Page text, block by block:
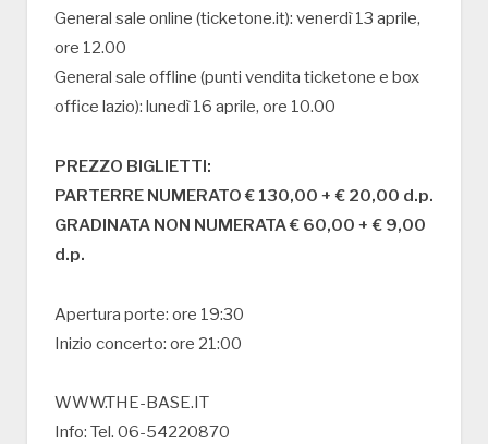
General sale online (ticketone.it): venerdì 13 aprile,
ore 12.00
General sale offline (punti vendita ticketone e box
office lazio): lunedì 16 aprile, ore 10.00
PREZZO BIGLIETTI:
PARTERRE NUMERATO € 130,00 + € 20,00 d.p.
GRADINATA NON NUMERATA € 60,00 + € 9,00
d.p.
Apertura porte: ore 19:30
Inizio concerto: ore 21:00
WWW.THE-BASE.IT
Info: Tel. 06-54220870